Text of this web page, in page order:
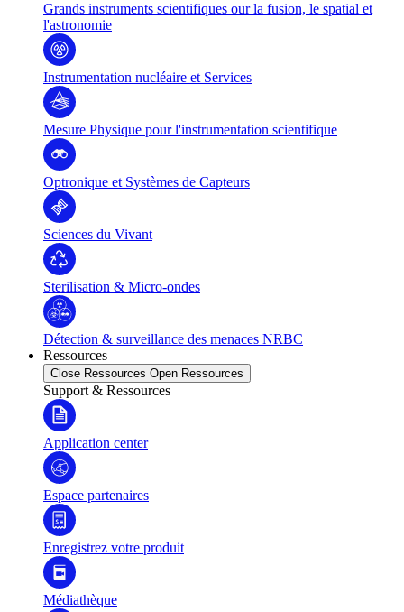
Grands instruments scientifiques our la fusion, le spatial et
l'astronomie
Instrumentation nucléaire et Services
Mesure Physique pour l'instrumentation scientifique
Optronique et Systèmes de Capteurs
Sciences du Vivant
Sterilisation & Micro-ondes
Détection & surveillance des menaces NRBC
Ressources
Close Ressources Open Ressources
Support & Ressources
Application center
Espace partenaires
Enregistrez votre produit
Médiathèque